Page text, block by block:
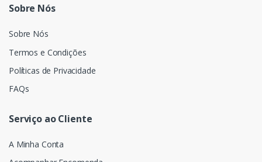
Sobre Nós
Sobre Nós
Termos e Condições
Políticas de Privacidade
FAQs
Serviço ao Cliente
A Minha Conta